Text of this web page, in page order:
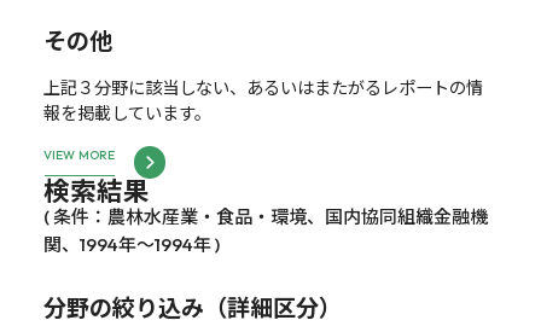
その他
上記３分野に該当しない、あるいはまたがるレポートの情
報を掲載しています。
VIEW MORE
検索結果
( 条件：農林水産業・食品・環境、国内協同組織金融機
関、1994年～1994年 )
分野の絞り込み（詳細区分）